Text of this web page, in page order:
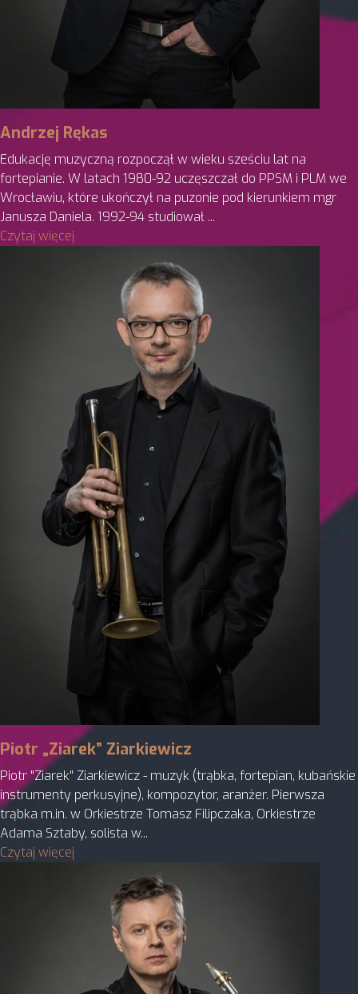
Andrzej Rękas
Edukację muzyczną rozpoczął w wieku sześciu lat na
fortepianie. W latach 1980-92 uczęszczał do PPSM i PLM we
Wrocławiu, które ukończył na puzonie pod kierunkiem mgr
Janusza Daniela. 1992-94 studiował ...
Czytaj więcej
Piotr „Ziarek” Ziarkiewicz
Piotr "Ziarek" Ziarkiewicz - muzyk (trąbka, fortepian, kubańskie
instrumenty perkusyjne), kompozytor, aranżer. Pierwsza
trąbka m.in. w Orkiestrze Tomasz Filipczaka, Orkiestrze
Adama Sztaby, solista w...
Czytaj więcej